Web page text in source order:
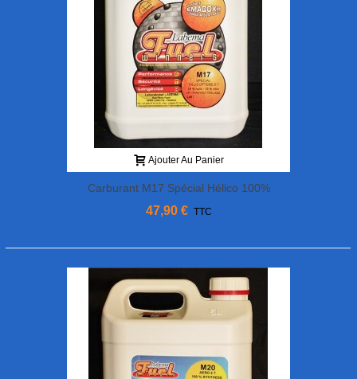
Ajouter Au Panier
Carburant M17 Spécial Hélico 100%
Synthèse 15% Nitro 5L Labema
47,90 € TTC